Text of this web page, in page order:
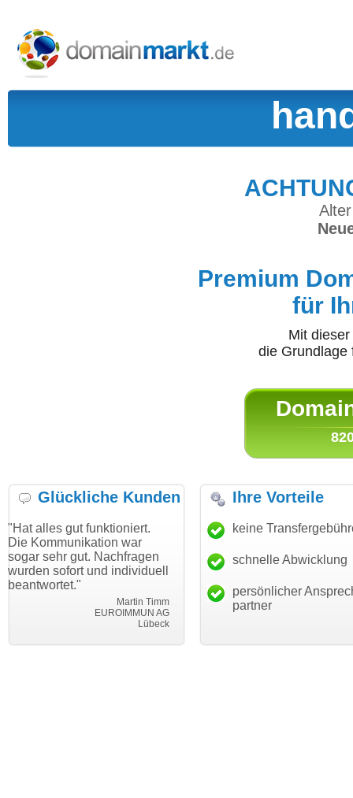
Premium
für
Mit
die
Glückliche Kunden
funktioniert.
war
Nachfragen
und individuell
EUROIMMUN AG
"Danke für den schnellen
Transfer und guten Service!"
Thomas Schäfer
i can eckert communication GmbH
"Ich bin
haben.
mein
Ihre Vorteile
keine
schnelle Abwicklung
persönlicher
partner